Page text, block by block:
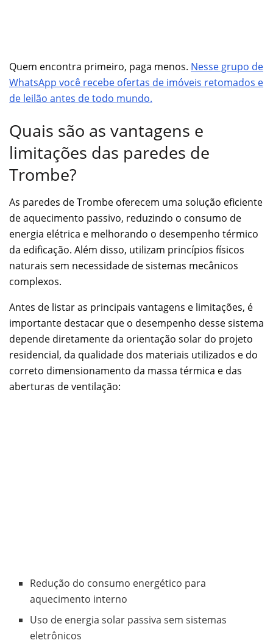
Quem encontra primeiro, paga menos. Nesse grupo de
WhatsApp você recebe ofertas de imóveis retomados e
de leilão antes de todo mundo.
Quais são as vantagens e
limitações das paredes de
Trombe?
As paredes de Trombe oferecem uma solução eficiente
de aquecimento passivo, reduzindo o consumo de
energia elétrica e melhorando o desempenho térmico
da edificação. Além disso, utilizam princípios físicos
naturais sem necessidade de sistemas mecânicos
complexos.
Antes de listar as principais vantagens e limitações, é
importante destacar que o desempenho desse sistema
depende diretamente da orientação solar do projeto
residencial, da qualidade dos materiais utilizados e do
correto dimensionamento da massa térmica e das
aberturas de ventilação:
Redução do consumo energético para
aquecimento interno
Uso de energia solar passiva sem sistemas
eletrônicos